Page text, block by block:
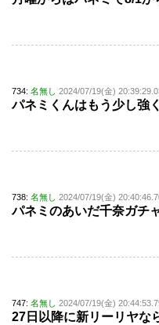
734: 名無し 2024/07/19(金)
パネミくんはもう少し強
738: 名無し 2024/07/19(金)
パネミのあいだ千奈ガチ
747: 名無し 2024/07/19(金)
27日以降に新リーリヤな